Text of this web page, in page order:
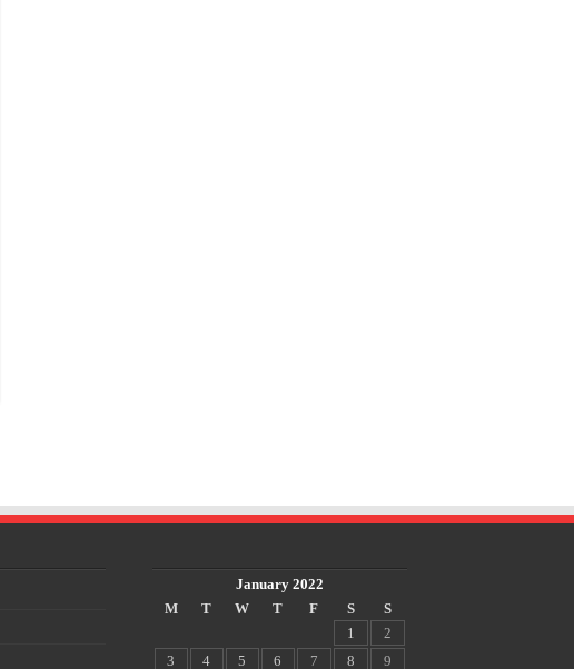
January 2022
M
T W T F S
S
1
2
3
4 5 6 7 8 9